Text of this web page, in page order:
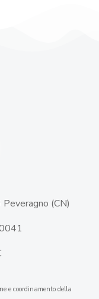
(CN)
e coordinamento della